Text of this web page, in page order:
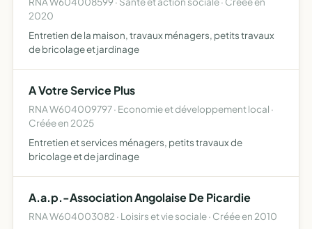
2020
Entretien de la maison, travaux ménagers, petits travaux
de bricolage et jardinage
A Votre Service Plus
RNA W604009797 · Economie et développement local ·
Créée en 2025
Entretien et services ménagers, petits travaux de
bricolage et de jardinage
A.a.p.-Association Angolaise De Picardie
RNA W604003082 · Loisirs et vie sociale · Créée en 2010